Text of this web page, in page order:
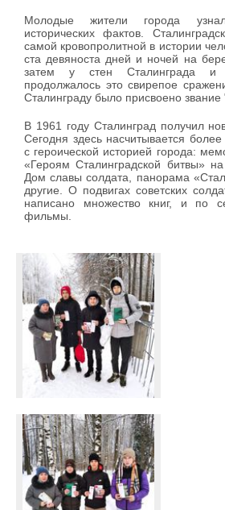
Молодые жители города
исторических фактов.
самой кровопролитной в истории
ста девяноста дней и ночей на
затем у стен Сталинграда
продолжалось это свирепое
Сталинграду было присвоено звание
В 1961 году Сталинград получил
Сегодня здесь насчитывается
с героической историей города:
«Героям Сталинградской битвы»
Дом славы солдата, панорама
другие. О подвигах советских
написано множество книг, и по
фильмы.